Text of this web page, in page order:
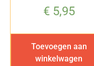
€5,95
Toevoegen aan
winkelwagen